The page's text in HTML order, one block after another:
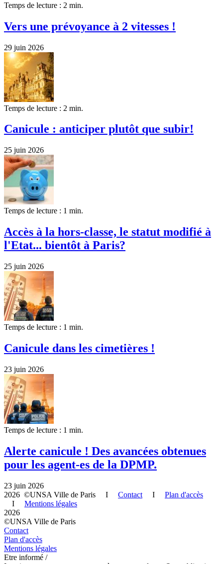
Temps de lecture : 2 min.
Vers une prévoyance à 2 vitesses !
29 juin 2026
Temps de lecture : 2 min.
Canicule : anticiper plutôt que subir!
25 juin 2026
Temps de lecture : 1 min.
Accès à la hors-classe, le statut modifié à
l'Etat... bientôt à Paris?
25 juin 2026
Temps de lecture : 1 min.
Canicule dans les cimetières !
23 juin 2026
Temps de lecture : 1 min.
Alerte canicule ! Des avancées obtenues
pour les agent-es de la DPMP.
23 juin 2026
2026 ©UNSA Ville de Paris I Contact I Plan d'accès
I Mentions légales
2026
©UNSA Ville de Paris
Contact
Plan d'accès
Mentions légales
Etre informé /